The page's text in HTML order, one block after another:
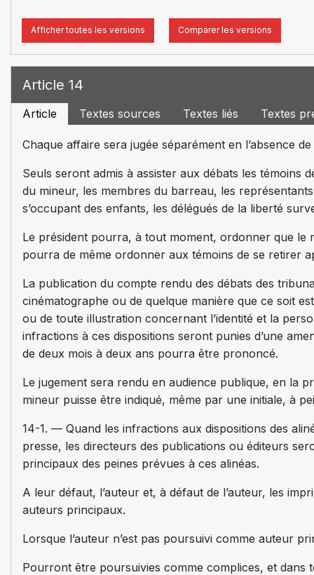
Afficher toutes les versions Comparer les versions
Article 14
Article Textes sources Textes liés Textes
Chaque affaire sera jugée séparément en l’absence
Seuls seront admis à assister aux débats les témoins
du mineur, les membres du barreau, les
s’occupant des enfants, les délégués de la liberté
Le président pourra, à tout moment, ordonner que le
pourra de même ordonner aux témoins de se retirer
La publication du compte rendu des débats des
cinématographe ou de quelque manière que ce soit
ou de toute illustration concernant l’identité et la
infractions à ces dispositions seront punies d’une
de deux mois à deux ans pourra être prononcé.
Le jugement sera rendu en audience publique, en la
mineur puisse être indiqué, même par une initiale, à
14-1. — Quand les infractions aux dispositions des
presse, les directeurs des publications ou éditeurs
principaux des peines prévues à ces alinéas.
A leur défaut, l’auteur et, à défaut de l’auteur, les
auteurs principaux.
Lorsque l’auteur n’est pas poursuivi comme auteur
Pourront être poursuivies comme complices, et dans